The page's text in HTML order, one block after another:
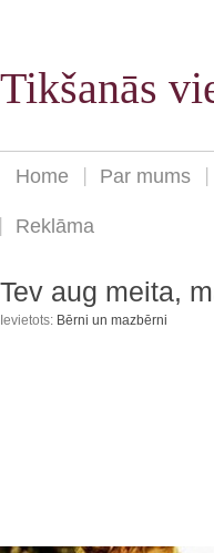
Tikšanās
Home Par mums
Reklāma
Tev aug meita,
Ievietots: Bērni un mazbērni